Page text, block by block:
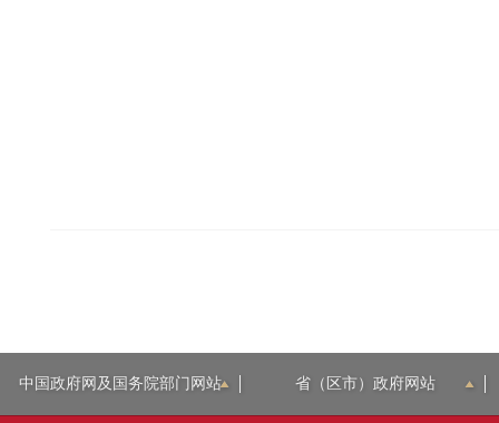
中国政府网及国务院部门网站 省（区市）政府网站